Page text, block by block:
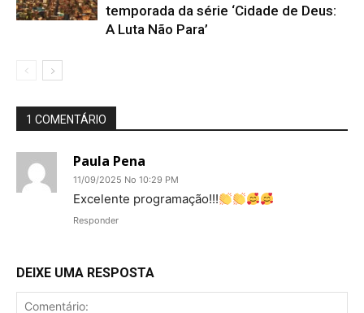
temporada da série ‘Cidade de Deus:
A Luta Não Para’
1 COMENTÁRIO
Paula Pena
11/09/2025 No 10:29 PM
Excelente programação!!!
Responder
DEIXE UMA RESPOSTA